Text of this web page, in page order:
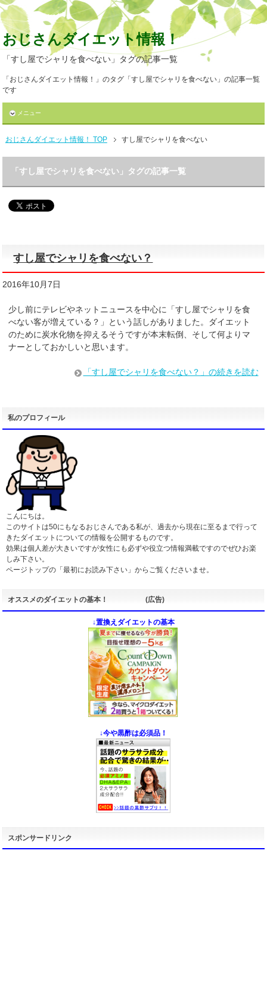
おじさんダイエット情報！
「すし屋でシャリを食べない」タグの記事一覧
「おじさんダイエット情報！」のタグ「すし屋でシャリを食べない」の記事一覧
です
メニュー
おじさんダイエット情報！ TOP すし屋でシャリを食べない
「すし屋でシャリを食べない」タグの記事一覧
すし屋でシャリを食べない？
2016年10月7日
少し前にテレビやネットニュースを中心に「すし屋でシャリを食
べない客が増えている？」という話しがありました。ダイエット
のために炭水化物を抑えるそうですが本末転倒、そして何よりマ
ナーとしておかしいと思います。
「すし屋でシャリを食べない？」の続きを読む
私のプロフィール
こんにちは。
このサイトは50にもなるおじさんである私が、過去から現在に至るまで行って
きたダイエットについての情報を公開するものです。
効果は個人差が大きいですが女性にも必ずや役立つ情報満載ですのでぜひお楽
しみ下さい。
ページトップの「最初にお読み下さい」からご覧くださいませ。
オススメのダイエットの基本！ (広告)
↓置換えダイエットの基本
↓今や黒酢は必須品！
スポンサードリンク